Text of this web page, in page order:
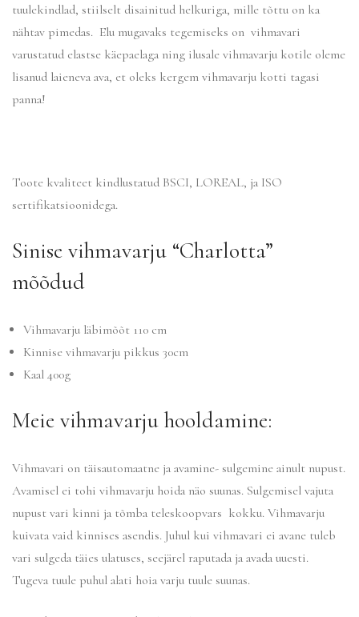
tuulekindlad, stiilselt disainitud helkuriga, mille tõttu on ka
nähtav pimedas. Elu mugavaks tegemiseks on vihmavari
varustatud elastse käepaelaga ning ilusale vihmavarju kotile oleme
lisanud laieneva ava, et oleks kergem vihmavarju kotti tagasi
panna!
Toote kvaliteet kindlustatud BSCI, LOREAL, ja ISO
sertifikatsioonidega.
Sinise vihmavarju “Charlotta”
mõõdud
Vihmavarju läbimõõt 110 cm
Kinnise vihmavarju pikkus 30cm
Kaal 400g
Meie vihmavarju hooldamine:
Vihmavari on täisautomaatne ja avamine- sulgemine ainult nupust.
Avamisel ei tohi vihmavarju hoida näo suunas. Sulgemisel vajuta
nupust vari kinni ja tõmba teleskoopvars kokku. Vihmavarju
kuivata vaid kinnises asendis. Juhul kui vihmavari ei avane tuleb
vari sulgeda täies ulatuses, seejärel raputada ja avada uuesti.
Tugeva tuule puhul alati hoia varju tuule suunas.